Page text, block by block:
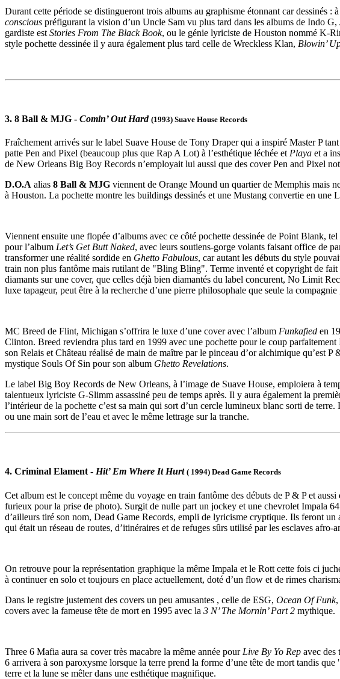
Durant cette période se distingueront trois albums au graphisme étonnant car dessinés
conscious préfigurant la vision d’un Uncle Sam vu plus tard dans les albums de Indo G,
gardiste est Stories From The Black Book, ou le génie lyriciste de Houston nommé K-
style pochette dessinée il y aura également plus tard celle de Wreckless Klan, Blowin’
3. 8 Ball & MJG - Comin’ Out Hard (1993) Suave House Records
Fraîchement arrivés sur le label Suave House de Tony Draper qui a inspiré Master P
patte Pen and Pixel (beaucoup plus que Rap A Lot) à l’esthétique léchée et Playa et a
de New Orleans Big Boy Records n’employait lui aussi que des cover Pen and Pixel
D.O.A alias 8 Ball & MJG viennent de Orange Mound un quartier de Memphis mais
à Houston. La pochette montre les buildings dessinés et une Mustang convertie en une
Viennent ensuite une flopée d’albums avec ce côté pochette dessinée de Point Blank, tel
pour l’album Let’s Get Butt Naked, avec leurs soutiens-gorge volants faisant office de
transformer une réalité sordide en Ghetto Fabulous, car autant les débuts du style
train non plus fantôme mais rutilant de "Bling Bling". Terme inventé et copyright de
diamants sur une cover, que celles déjà bien diamantés du label concurent, No Limit
luxe tapageur, peut être à la recherche d’une pierre philosophale que seule la
MC Breed de Flint, Michigan s’offrira le luxe d’une cover avec l’album Funkafied en
Clinton. Breed reviendra plus tard en 1999 avec une pochette pour le coup
son Relais et Château réalisé de main de maître par le pinceau d’or alchimique qu’est
mystique Souls Of Sin pour son album Ghetto Revelations.
Le label Big Boy Records de New Orleans, à l’image de Suave House, emploiera à
talentueux lyriciste G-Slimm assassiné peu de temps après. Il y aura également la
l’intérieur de la pochette c’est sa main qui sort d’un cercle lumineux blanc sorti de
ou une main sort de l’eau et avec le même lettrage sur la tranche.
4. Criminal Elament - Hit’ Em Where It Hurt ( 1994) Dead Game Records
Cet album est le concept même du voyage en train fantôme des débuts de P & P et
furieux pour la prise de photo). Surgit de nulle part un jockey et une chevrolet Impala
d’ailleurs tiré son nom, Dead Game Records, empli de lyricisme cryptique. Ils feront
qui était un réseau de routes, d’itinéraires et de refuges sûrs utilisé par les esclaves
On retrouve pour la représentation graphique la même Impala et le Rott cette fois ci
à continuer en solo et toujours en place actuellement, doté d’un flow et de rimes
Dans le registre justement des covers un peu amusantes , celle de ESG, Ocean Of Funk,
covers avec la fameuse tête de mort en 1995 avec la 3 N’ The Mornin’ Part 2 mythique.
Three 6 Mafia aura sa cover très macabre la même année pour Live By Yo Rep avec des
6 arrivera à son paroxysme lorsque la terre prend la forme d’une tête de mort tandis
terre et la lune se mêler dans une esthétique magnifique.